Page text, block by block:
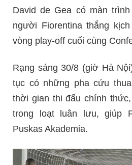
David de Gea có màn
người Fiorentina thắng
vòng play-off cuối cùng
Rạng sáng 30/8 (giờ Hà
tục có những pha cứu
thời gian thi đấu chính
trong loạt luân lưu, giúp
Puskas Akademia.